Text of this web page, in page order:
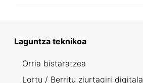
Laguntza teknikoa
Orria bistaratzea
Lortu / Berritu ziurtagiri digitala